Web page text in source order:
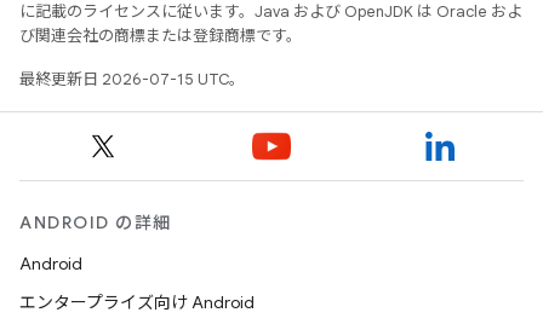
に記載のライセンスに従います。Java および OpenJDK は Oracle およ
び関連会社の商標または登録商標です。
最終更新日 2026-07-15 UTC。
ANDROID の詳細
Android
エンタープライズ向け Android